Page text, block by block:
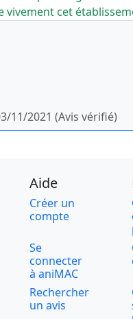
vivement cet
11/2021 (Avis vérifié)
Aide
Créer un
compte
Se
connecter
à aniMAC
Rechercher
un avis